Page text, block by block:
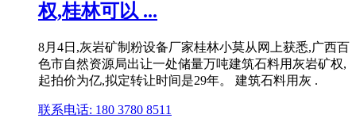
权,桂林可以 ...
8月4日,灰岩矿制粉设备厂家桂林小莫从网上获悉,广西百
色市自然资源局出让一处储量万吨建筑石料用灰岩矿权,
起拍价为亿,拟定转让时间是29年。 建筑石料用灰 .
联系电话: 180 3780 8511